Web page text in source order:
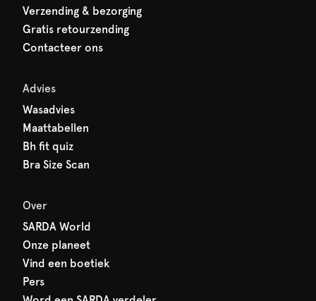
Verzending & bezorging
Gratis retourzending
Contacteer ons
Advies
Wasadvies
Maattabellen
Bh fit quiz
Bra Size Scan
Over
SARDA World
Onze planeet
Vind een boetiek
Pers